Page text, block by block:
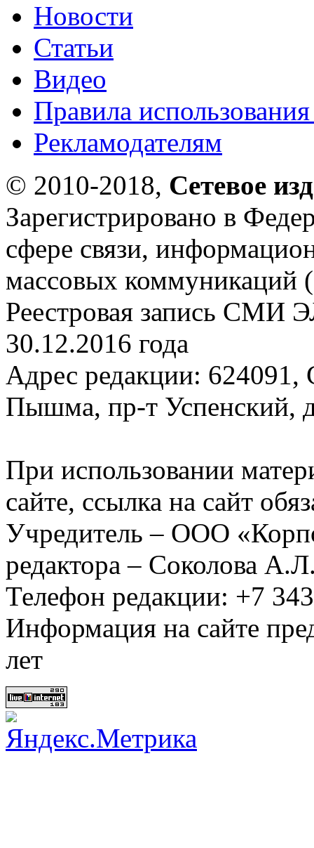
Новости
Статьи
Видео
Правила
Рекламодателям
© 2010-2018, Сетевое
Зарегистрировано в
сфере связи,
массовых коммуникаций
Реестровая запись СМИ
30.12.2016 года
Адрес редакции: 624091,
Пышма, пр-т Успенский,
При использовании
сайте, ссылка на сайт
Учредитель – ООО
редактора – Соколова
Телефон редакции: +7
Информация на сайте
лет